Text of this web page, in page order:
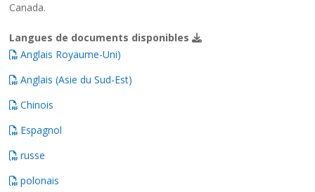
Canada.
Langues de documents disponibles
Anglais Royaume-Uni)
Anglais (Asie du Sud-Est)
Chinois
Espagnol
russe
polonais